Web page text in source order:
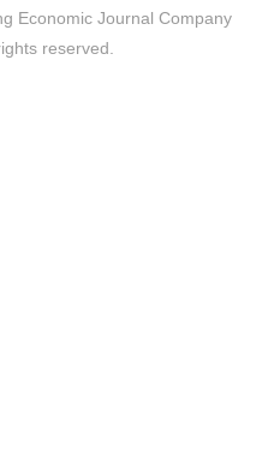
Economic Journal Company
reserved.